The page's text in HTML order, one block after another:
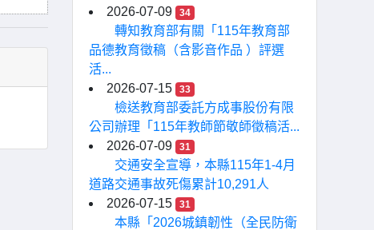
2026-07-09
34
轉知教育部有關「115年教育部
品德教育徵稿（含影音作品 ）評選
活...
2026-07-15
33
檢送教育部委託方成事股份有限
公司辦理「115年教師節敬師徵稿活...
2026-07-09
31
交通安全宣導，本縣115年1-4月
道路交通事故死傷累計10,291人
2026-07-15
31
本縣「2026城鎮韌性（全民防衛